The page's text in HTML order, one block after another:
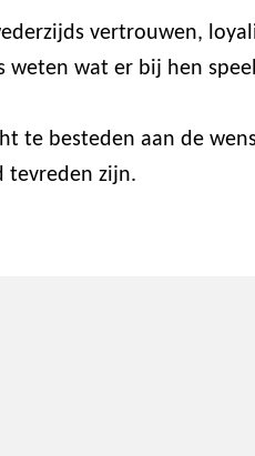
vertrouwen,
weten wat er bij hen
te besteden aan de
tevreden zijn.